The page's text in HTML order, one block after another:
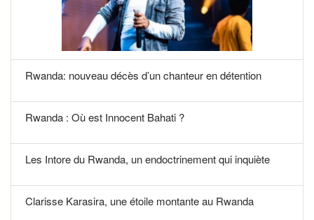
Rwanda: nouveau décès d’un chanteur en détention
Rwanda : Où est Innocent Bahati ?
Les Intore du Rwanda, un endoctrinement qui inquiète
Clarisse Karasira, une étoile montante au Rwanda